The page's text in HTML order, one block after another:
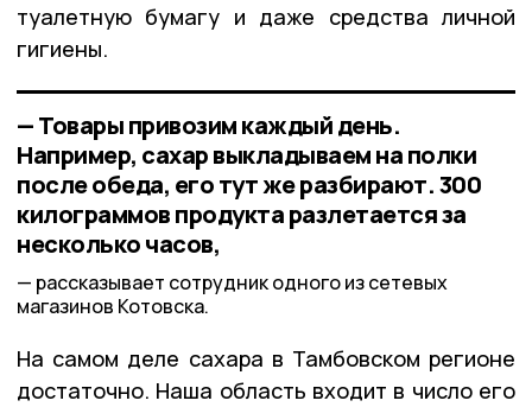
туалетную бумагу и даже средства личной
гигиены.
— Товары привозим каждый день.
Например, сахар выкладываем на полки
после обеда, его тут же разбирают. 300
килограммов продукта разлетается за
несколько часов,
рассказывает сотрудник одного из сетевых
магазинов Котовска.
На самом деле сахара в Тамбовском регионе
достаточно. Наша область входит в число его